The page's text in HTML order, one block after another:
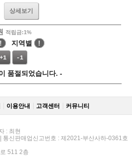
상세보기
적립금:1%
! 지역별
!
+1 -1
품절되었습니다. -
이용안내 고객센터 커뮤니티
: 최현
신판매업신고번호 : 제2021-부산사하-0361호
511 2층